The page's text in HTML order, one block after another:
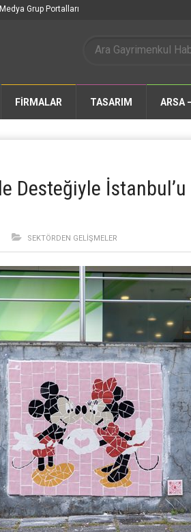
Grup Portalları
FIRMALAR TASARIM ARSA
Desteğiyle
SEKTÖRDEN GELIŞMELER